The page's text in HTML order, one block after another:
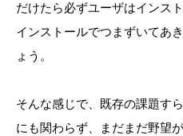
だけたら必ずユーザはインス
インストールでつまずいてあ
ょう。
そんな感じで、既存の課題す
にも関わらず、まだまだ野望